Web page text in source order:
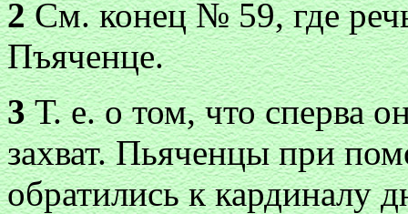
2См. конец № 59, где
Пъяченце.
3Т. е. о том, что сперва
захват. Пьяченцы при
обратились к кардиналу